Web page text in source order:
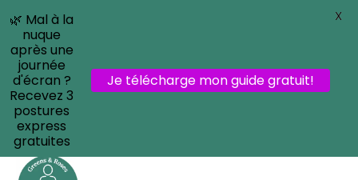
🌿 Mal à la
nuque
après une
journée
d'écran ?
Recevez 3
postures
express
gratuites
Je télécharge mon guide gratuit!
X